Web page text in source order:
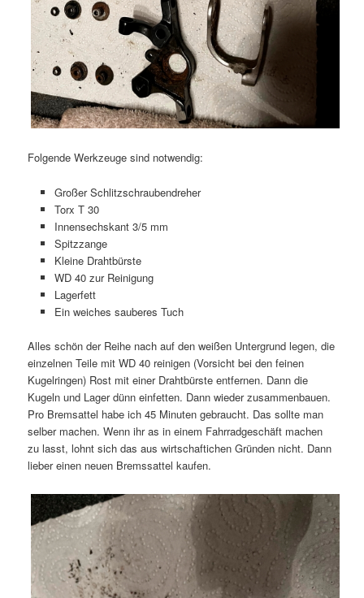
Folgende Werkzeuge sind notwendig:
Großer Schlitzschraubendreher
Torx T 30
Innensechskant 3/5 mm
Spitzzange
Kleine Drahtbürste
WD 40 zur Reinigung
Lagerfett
Ein weiches sauberes Tuch
Alles schön der Reihe nach auf den weißen Untergrund legen, die
einzelnen Teile mit WD 40 reinigen (Vorsicht bei den feinen
Kugelringen) Rost mit einer Drahtbürste entfernen. Dann die
Kugeln und Lager dünn einfetten. Dann wieder zusammenbauen.
Pro Bremsattel habe ich 45 Minuten gebraucht. Das sollte man
selber machen. Wenn ihr as in einem Fahrradgeschäft machen
zu lasst, lohnt sich das aus wirtschaftichen Gründen nicht. Dann
lieber einen neuen Bremssattel kaufen.